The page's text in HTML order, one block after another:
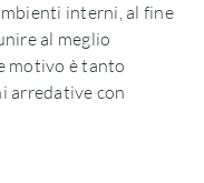
interni, al fine
al meglio
motivo è tanto
arredative con